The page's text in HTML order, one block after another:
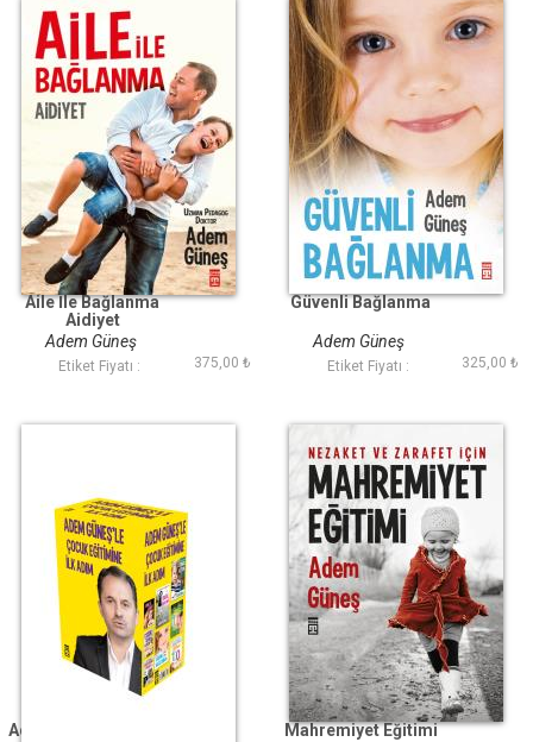
Aile İle Bağlanma
Aidiyet
Adem Güneş
Etiket Fiyatı : 375,00 ₺
Güvenli Bağlanma
Adem Güneş
Etiket Fiyatı : 325,00 ₺
Adem Güneşle Çocuk
Mahremiyet Eğitimi